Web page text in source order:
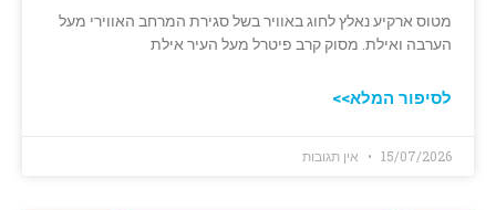
מטוס ארקיע נאלץ לחוג באוויר בשל סגירת המרחב האווירי מעל
הערבה ואילת. מסוק קרב פיטרל מעל העיר אילת
לסיפור המלא>>
15/07/2026 אין תגובות